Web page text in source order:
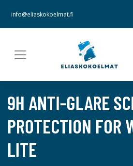
info@eliaskokoelmat.fi
9H ANTI-GLARE
PROTECTION FOR
LITE